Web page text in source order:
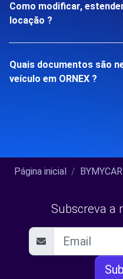
Como modificar,
locação ?
Quais documentos são
veículo em ORNEX ?
Página inicial
Subscreva a